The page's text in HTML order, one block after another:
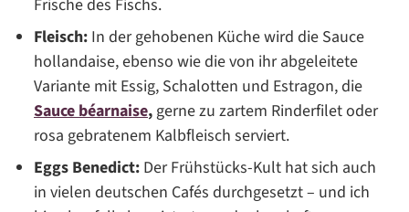
Frische des Fischs.
Fleisch: In der gehobenen Küche wird die Sauce
hollandaise, ebenso wie die von ihr abgeleitete
Variante mit Essig, Schalotten und Estragon, die
Sauce béarnaise,gerne zu zartem Rinderfilet oder
rosa gebratenem Kalbfleisch serviert.
Eggs Benedict: Der Frühstücks-Kult hat sich auch
in vielen deutschen Cafés durchgesetzt – und ich